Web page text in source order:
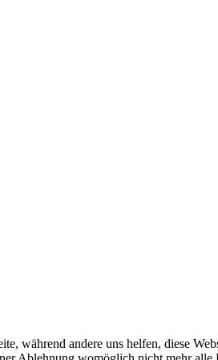
während andere uns helfen, diese